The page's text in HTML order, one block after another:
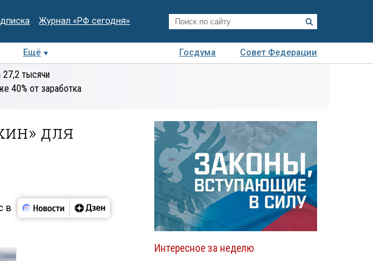
Журнал «РФ сегодня»
Ещё Госдума
Совет Федерации
тысячи
40% от заработка
для
в
Интересное за неделю